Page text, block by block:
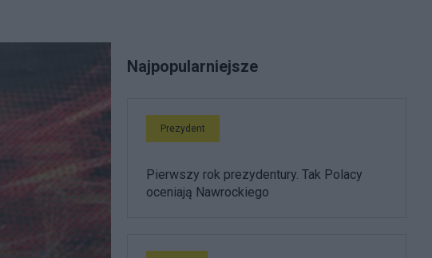
Najpopularniejsze
Prezydent
Pierwszy rok prezydentury. Tak Polacy
oceniają Nawrockiego